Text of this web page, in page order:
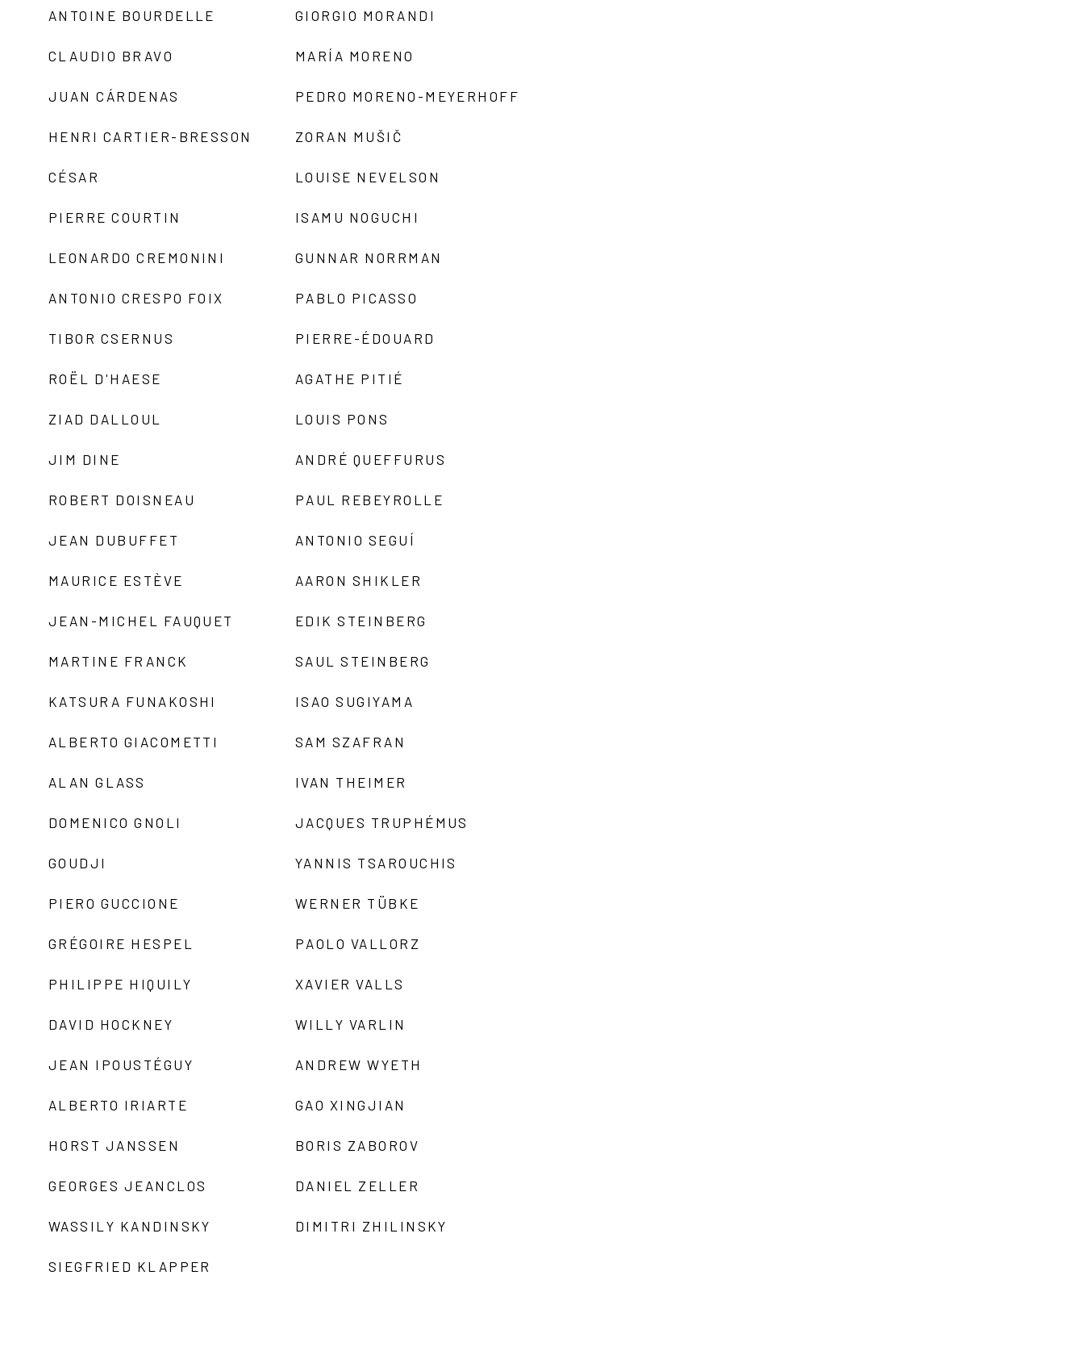
ANTOINE BOURDELLE
CLAUDIO BRAVO
JUAN CÁRDENAS
HENRI CARTIER-BRESSON
CÉSAR
PIERRE COURTIN
LEONARDO CREMONINI
ANTONIO CRESPO FOIX
TIBOR CSERNUS
ROËL D'HAESE
ZIAD DALLOUL
JIM DINE
ROBERT DOISNEAU
JEAN DUBUFFET
MAURICE ESTÈVE
JEAN-MICHEL FAUQUET
MARTINE FRANCK
KATSURA FUNAKOSHI
ALBERTO GIACOMETTI
ALAN GLASS
DOMENICO GNOLI
GOUDJI
PIERO GUCCIONE
GRÉGOIRE HESPEL
PHILIPPE HIQUILY
DAVID HOCKNEY
JEAN IPOUSTÉGUY
ALBERTO IRIARTE
HORST JANSSEN
GEORGES JEANCLOS
WASSILY KANDINSKY
SIEGFRIED KLAPPER
GIORGIO MORANDI
MARÍA MORENO
PEDRO MORENO-MEYERHOFF
ZORAN MUŠIČ
LOUISE NEVELSON
ISAMU NOGUCHI
GUNNAR NORRMAN
PABLO PICASSO
PIERRE-ÉDOUARD
AGATHE PITIÉ
LOUIS PONS
ANDRÉ QUEFFURUS
PAUL REBEYROLLE
ANTONIO SEGUÍ
AARON SHIKLER
EDIK STEINBERG
SAUL STEINBERG
ISAO SUGIYAMA
SAM SZAFRAN
IVAN THEIMER
JACQUES TRUPHÉMUS
YANNIS TSAROUCHIS
WERNER TÜBKE
PAOLO VALLORZ
XAVIER VALLS
WILLY VARLIN
ANDREW WYETH
GAO XINGJIAN
BORIS ZABOROV
DANIEL ZELLER
DIMITRI ZHILINSKY